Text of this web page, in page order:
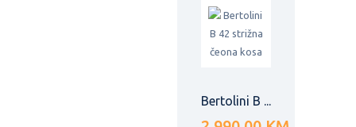
Bertolini B ...